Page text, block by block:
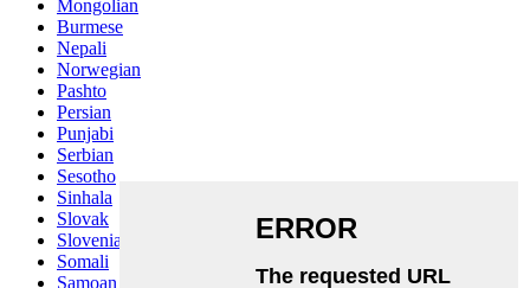
Mongolian
Burmese
Nepali
Norwegian
Pashto
Persian
Punjabi
Serbian
Sesotho
Sinhala
Slovak
Slovenian
Somali
Samoan